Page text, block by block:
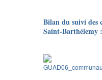
Bilan du suivi des
Saint-Barthélemy